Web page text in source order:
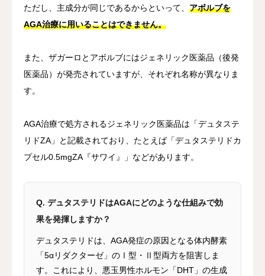
ただし、主成分が同じであるからといって、 アボルブを
AGA治療に用いることはできません。
また、ザガーロとアボルブにはジェネリック医薬品（後発
医薬品）が発売されていますが、それぞれ名称が異なりま
す。
AGA治療で処方されるジェネリック医薬品は「デュタステ
リドZA」と記載されており、たとえば「デュタステリドカ
プセル0.5mgZA『サワイ』」などがあります。
Q. デュタステリドはAGAにどのような仕組みで効
果を発揮しますか？
デュタステリドは、AGA発症の原因となる体内酵素
「5αリダクターゼ」のⅠ型・Ⅱ型両方を阻害しま
す。これにより、悪玉男性ホルモン「DHT」の生成